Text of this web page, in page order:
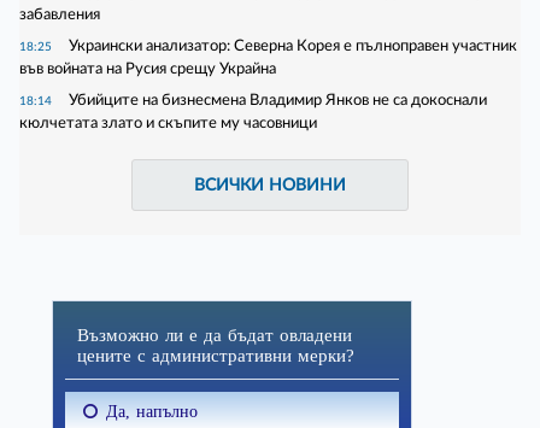
забавления
18:25
Украински анализатор: Северна Корея е пълноправен участник
във войната на Русия срещу Украйна
18:14
Убийците на бизнесмена Владимир Янков не са докоснали
кюлчетата злато и скъпите му часовници
ВСИЧКИ НОВИНИ